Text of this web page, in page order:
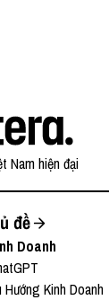
Nam hiện đại
đề
Doanh
Hướng Kinh Doanh